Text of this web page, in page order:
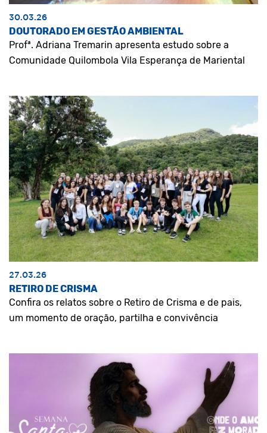
30.03.26
DOUTORADO EM GESTÃO AMBIENTAL
Profª. Adriana Tremarin apresenta estudo sobre a
Comunidade Quilombola Vila Esperança de Mariental
27.03.26
RETIRO DE CRISMA
Confira os relatos sobre o Retiro de Crisma e de pais,
um momento de oração, partilha e convivência